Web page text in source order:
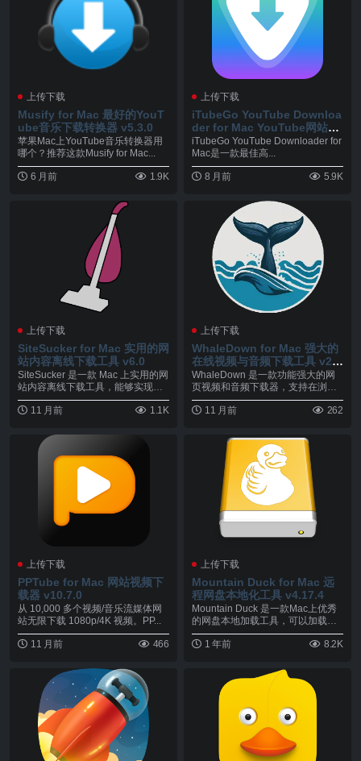
上传下载
Musify for Mac 最好的YouT
ube音乐下载转换器 v5.3.0
苹果Mac上YouTube音乐转换器用
哪个？推荐这款Musify for Mac...
6 月前 1.9K
上传下载
iTubeGo YouTube Downloa
der for Mac YouTube网站视
频下载工具 v10.9.3
iTubeGo YouTube Downloader for
Mac是一款最佳高...
8 月前 5.9K
上传下载
SiteSucker for Mac 实用的网
站内容离线下载工具 v6.0
SiteSucker 是一款 Mac 上实用的网
站内容离线下载工具，能够实现对
整...
11 月前
1.1K
上传下载
WhaleDown for Mac 强大的
在线视频与音频下载工具 v20
25.09.4
WhaleDown 是一款功能强大的网
页视频和音频下载器，支持在浏览
器中检测并下...
11 月前
262
上传下载
PPTube for Mac 网站视频下
载器 v10.7.0
从 10,000 多个视频/音乐流媒体网
站无限下载 1080p/4K 视频。PP...
11 月前 466
上传下载
Mountain Duck for Mac 远
程网盘本地化工具 v4.17.4
Mountain Duck 是一款Mac上优秀
的网盘本地加载工具，可以加载远
程的...
1 年前
8.2K